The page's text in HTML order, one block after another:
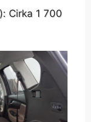
Cirka 1 700